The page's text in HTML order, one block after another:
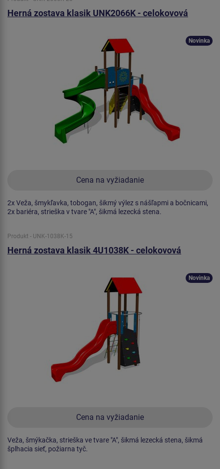
Herná zostava klasik UNK2066K - celokovová
Cena na vyžiadanie
Novinka
2x Veža, šmykľavka, tobogan, šikmý výlez s nášľapmi a bočnicami,
2x bariéra, strieška v tvare "A", šikmá lezecká stena.
Produkt - UNK-1038K-15
Herná zostava klasik 4U1038K - celokovová
Cena na vyžiadanie
Novinka
Veža, šmýkačka, strieška ve tvare "A", šikmá lezecká stena, šikmá
šplhacia sieť, požiarna tyč.